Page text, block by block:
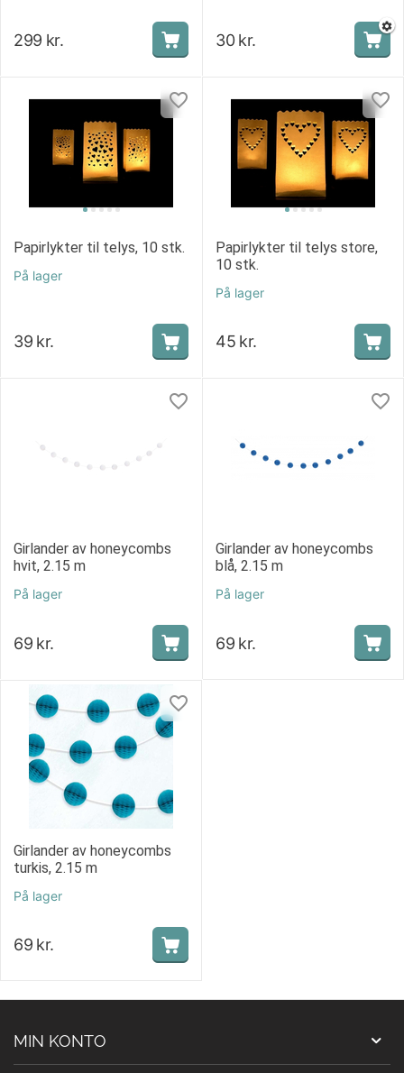
299 kr. 30 kr.
Papirlykter til telys, 10 stk.
På lager
39 kr.
Papirlykter til telys store,
10 stk.
På lager
45 kr.
Girlander av honeycombs
hvit, 2.15 m
På lager
69 kr.
Girlander av honeycombs
blå, 2.15 m
På lager
69 kr.
Girlander av honeycombs
turkis, 2.15 m
På lager
69 kr.
MIN KONTO